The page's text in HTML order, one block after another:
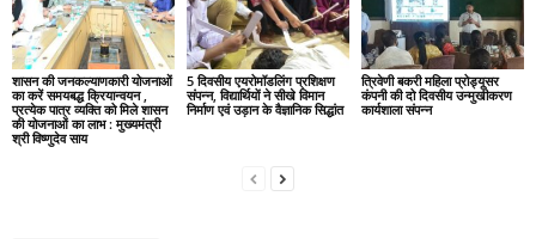
शासन की जनकल्याणकारी योजनाओं
का करें समयबद्ध क्रियान्वयन ,
प्रत्येक पात्र व्यक्ति को मिले शासन
की योजनाओं का लाभ : मुख्यमंत्री
श्री विष्णुदेव साय
5 दिवसीय एयरोमॉडलिंग प्रशिक्षण
संपन्न, विद्यार्थियों ने सीखे विमान
निर्माण एवं उड़ान के वैज्ञानिक सिद्धांत
त्रिवेणी बकरी महिला प्रोड्यूसर
कंपनी की दो दिवसीय उन्मुखीकरण
कार्यशाला संपन्न